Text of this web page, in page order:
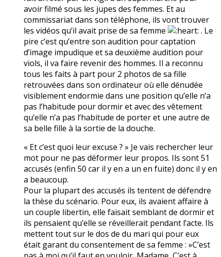
avoir filmé sous les jupes des femmes. Et au
commissariat dans son téléphone, ils vont trouver
les vidéos qu’il avait prise de sa femme
. Le
pire c’est qu’entre son audition pour captation
d’image impudique et sa deuxième audition pour
viols, il va faire revenir des hommes. Il a reconnu
tous les faits à part pour 2 photos de sa fille
retrouvées dans son ordinateur où elle dénudée
visiblement endormie dans une position qu’elle n’a
pas l’habitude pour dormir et avec des vêtement
qu’elle n’a pas l’habitude de porter et une autre de
sa belle fille à la sortie de la douche.
« Et c’est quoi leur excuse ? » Je vais rechercher leur
mot pour ne pas déformer leur propos. Ils sont 51
accusés (enfin 50 car il y en a un en fuite) donc il y en
a beaucoup.
Pour la plupart des accusés ils tentent de défendre
la thèse du scénario. Pour eux, ils avaient affaire à
un couple libertin, elle faisait semblant de dormir et
ils pensaient qu’elle se réveillerait pendant l’acte. Ils
mettent tout sur le dos de du mari qui pour eux
était garant du consentement de sa femme : »C’est